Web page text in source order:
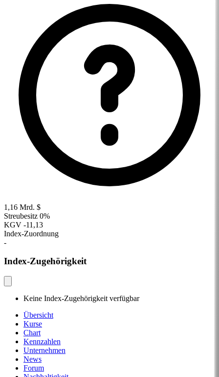
1,16 Mrd. $
Streubesitz 0%
KGV -11,13
Index-Zuordnung
-
Index-Zugehörigkeit
Keine Index-Zugehörigkeit verfügbar
Übersicht
Kurse
Chart
Kennzahlen
Unternehmen
News
Forum